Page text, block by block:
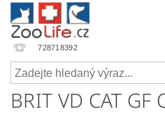
728718392
BRIT VD CAT GF